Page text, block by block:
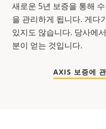
새로운 5년 보증을 통해
을 관리하게 됩니다. 게다
있지도 않습니다. 당사에
분이 얻는 것입니다.
AXIS 보증에